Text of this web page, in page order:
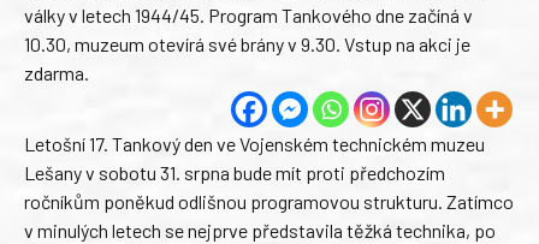
války v letech 1944/45. Program Tankového dne začíná v
10.30, muzeum otevírá své brány v 9.30. Vstup na akci je
zdarma.
Letošní 17. Tankový den ve Vojenském technickém muzeu
Lešany v sobotu 31. srpna bude mít proti předchozím
ročníkům poněkud odlišnou programovou strukturu. Zatímco
v minulých letech se nejprve představila těžká technika, po